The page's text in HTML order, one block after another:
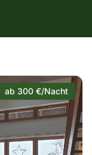
ab 300 €/Nacht